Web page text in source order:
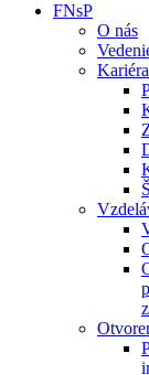
FNsP
O nás
Kariéra